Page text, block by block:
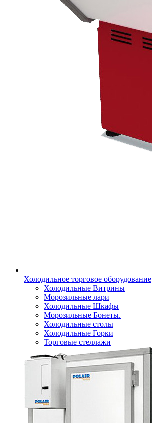
Холодильное торговое оборудование
Холодильные Витрины
Морозильные лари
Холодильные Шкафы
Морозильные Бонеты.
Холодильные столы
Холодильные Горки
Торговые стеллажи